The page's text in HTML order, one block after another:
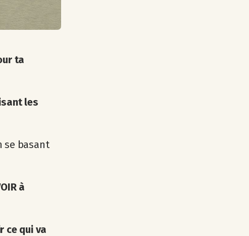
ta
les
se basant
à
ce qui va